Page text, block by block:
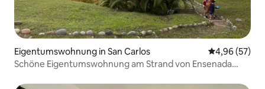
Eigentumswohnung in San Carlos
4,96 (57)
Schöne Eigentumswohnung am Strand von Ensenada